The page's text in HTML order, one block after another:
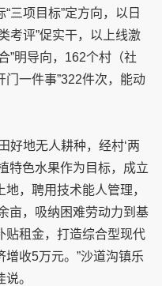
三项目标”定方向，以日
考评”促实干，以上线激
”明导向，162个村（社
门一件事”322件次，能动
好地无人耕种，经村‘两
特色水果作为目标，成立
，聘用技术能人管理，
亩，吸纳困难劳动力到基
贴租金，打造综合型现代
收5万元。”沙道沟镇乐
。